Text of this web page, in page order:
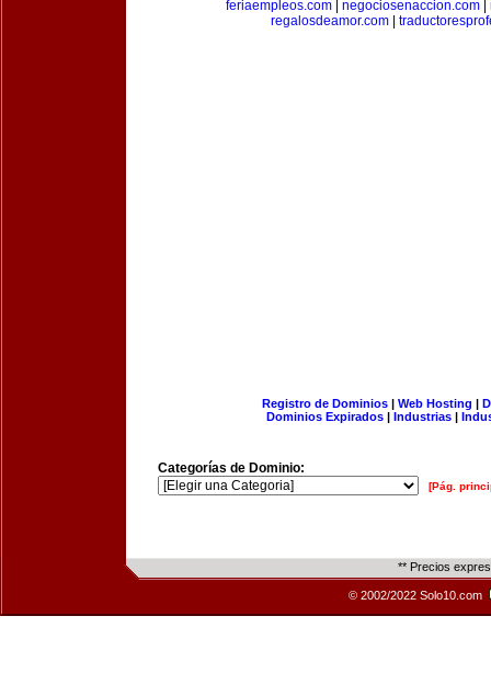
feriaempleos.com
negociosenaccion.com
regalosdeamor.com
Registro de Dominios| Web Hosting |
Dominios Expirados | Industrias |
Categorías de Dominio:
[Pág.
** Precios
© 2002/2022 Solo10.com